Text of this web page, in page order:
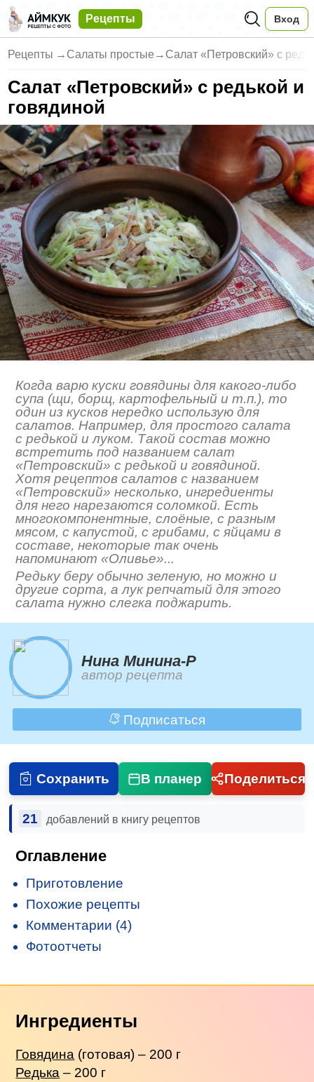
Рецепты Вход
Рецепты → Салаты простые → Салат «Петровский» с
Салат «Петровский» с редькой и
говядиной
Когда варю куски говядины для какого-либо
супа (щи, борщ, картофельный и т.п.), то
один из кусков нередко использую для
салатов. Например, для простого салата
с редькой и луком. Такой состав можно
встретить под названием салат
«Петровский» с редькой и говядиной.
Хотя рецептов салатов с названием
«Петровский» несколько, ингредиенты
для него нарезаются соломкой. Есть
многокомпонентные, слоёные, с разным
мясом, с капустой, с грибами, с яйцами в
составе, некоторые так очень
напоминают «Оливье»...
Редьку беру обычно зеленую, но можно и
другие сорта, а лук репчатый для этого
салата нужно слегка поджарить.
Нина Минина-Р
автор рецепта
Подписаться
Сохранить В планер Поделиться
21 добавлений в книгу рецептов
Оглавление
Приготовление
Похожие рецепты
Комментарии (4)
Фотоотчеты
Ингредиенты
Говядина (готовая) – 200 г
Редька – 200 г